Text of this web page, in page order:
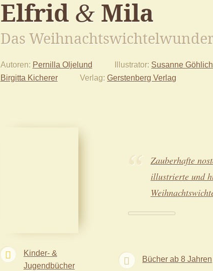
Elfrid &Mila
Das
Autoren Pernilla Oljelund Illustrator Susanne Göhlich
Birgitta Kicherer
Verlag Gerstenberg Verlag
Kinder- &
Jugendbücher
Zauberhafte
illustrierte und
Bücher ab 8 Jahren